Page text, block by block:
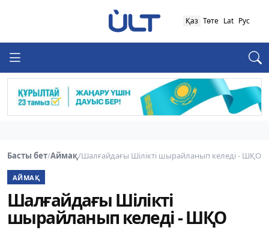
Қаз Төте Lat Рус
Басты бет/Аймақ/Шалғайдағы Шілікті шырайланып келеді - ШҚО
АЙМАҚ
Шалғайдағы Шілікті
шырайланып келеді - ШҚО